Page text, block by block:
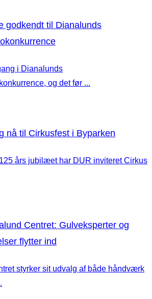
godkendt til Dianalunds
i Dianalunds
og det før ...
nå til Cirkusfest i Byparken
125 års jubilæet har DUR inviteret Cirkus
Centret: Gulveksperter og
flytter ind
styrker sit udvalg af både håndværk